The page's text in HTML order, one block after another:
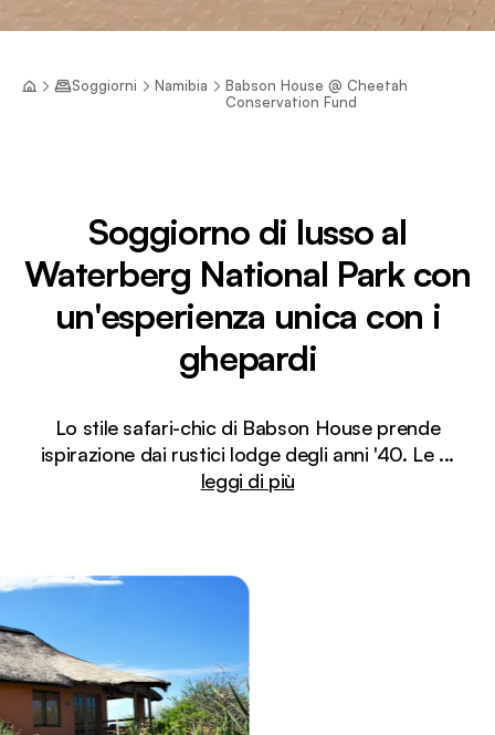
Soggiorni Namibia
Babson House @ Cheetah
Conservation Fund
Soggiorno di lusso al
Waterberg National Park con
un'esperienza unica con i
ghepardi
Lo stile safari-chic di Babson House prende
ispirazione dai rustici lodge degli anni '40. Le ...
leggi di più